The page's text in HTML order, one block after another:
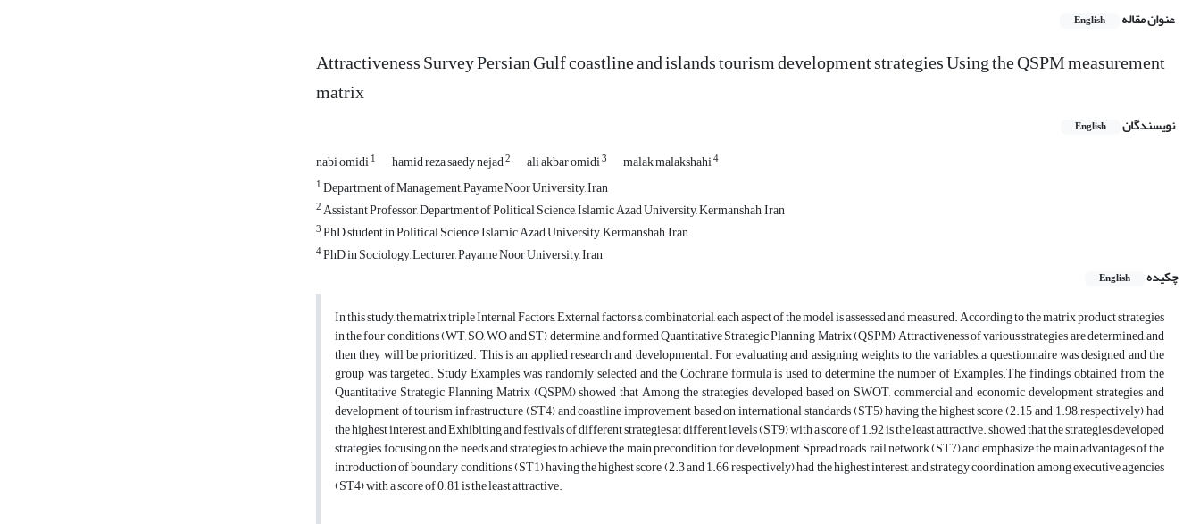
عنوان مقاله English
Attractiveness Survey Persian Gulf coastline and islands tourism development strategies Using the QSPM measurement
matrix
نویسندگان English
nabi omidi1 hamid reza saedy nejad2 ali akbar omidi3 malak malakshahi4
1Department of Management, Payame Noor University, Iran
2Assistant Professor, Department of Political Science, Islamic Azad University, Kermanshah, Iran
3PhD student in Political Science, Islamic Azad University, Kermanshah, Iran
4PhD in Sociology, Lecturer, Payame Noor University, Iran
چکیده
English
In this study, the matrix triple Internal Factors, External factors & combinatorial, each aspect of the model is assessed and measured. According to the matrix product strategies
in the four conditions (WT, SO, WO and ST) determine, and formed Quantitative Strategic Planning Matrix (QSPM), Attractiveness of various strategies are determined, and
then they will be prioritized. This is an applied research and developmental. For evaluating and assigning weights to the variables, a questionnaire was designed and the
group was targeted. Study Examples was randomly selected and the Cochrane formula is used to determine the number of Examples.The findings obtained from the
Quantitative Strategic Planning Matrix (QSPM) showed that Among the strategies developed based on SWOT, commercial and economic development strategies and
development of tourism infrastructure (ST4) and coastline improvement based on international standards (ST5) having the highest score (2.15 and 1.98, respectively) had
the highest interest, and Exhibiting and festivals of different strategies at different levels (ST9) with a score of 1.92 is the least attractive. showed that the strategies developed
strategies, focusing on the needs and strategies to achieve the main precondition for development, Spread roads, rail network (ST7) and emphasize the main advantages of the
introduction of boundary conditions (ST1) having the highest score (2.3 and 1.66, respectively) had the highest interest, and strategy coordination among executive agencies
(ST4) with a score of 0.81 is the least attractive.